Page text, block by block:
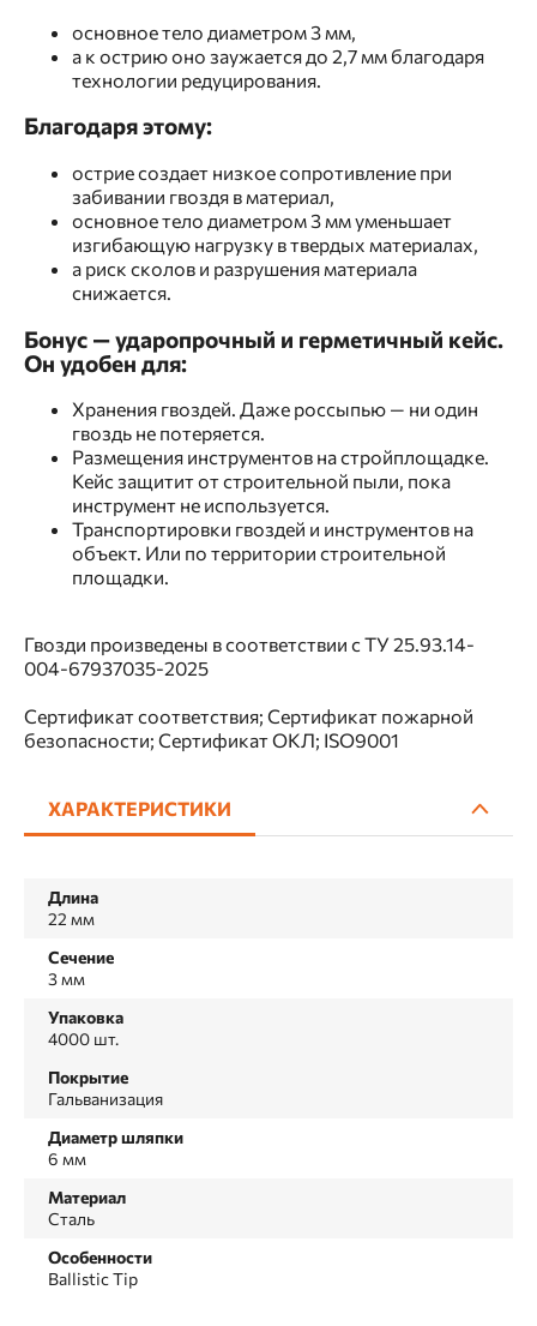
основное тело диаметром 3 мм,
а к острию оно заужается до 2,7 мм благодаря
технологии редуцирования.
Благодаря этому:
острие создает низкое сопротивление при
забивании гвоздя в материал,
основное тело диаметром 3 мм уменьшает
изгибающую нагрузку в твердых материалах,
а риск сколов и разрушения материала
снижается.
Бонус — ударопрочный и герметичный кейс.
Он удобен для:
Хранения гвоздей. Даже россыпью — ни один
гвоздь не потеряется.
Размещения инструментов на стройплощадке.
Кейс защитит от строительной пыли, пока
инструмент не используется.
Транспортировки гвоздей и инструментов на
объект. Или по территории строительной
площадки.
Гвозди произведены в соответствии с ТУ 25.93.14-
004-67937035-2025
Сертификат соответствия; Сертификат пожарной
безопасности; Сертификат ОКЛ; ISO9001
ХАРАКТЕРИСТИКИ
Длина
22 мм
Сечение
3 мм
Упаковка
4000 шт.
Покрытие
Гальванизация
Диаметр шляпки
6 мм
Материал
Сталь
Особенности
Ballistic Tip